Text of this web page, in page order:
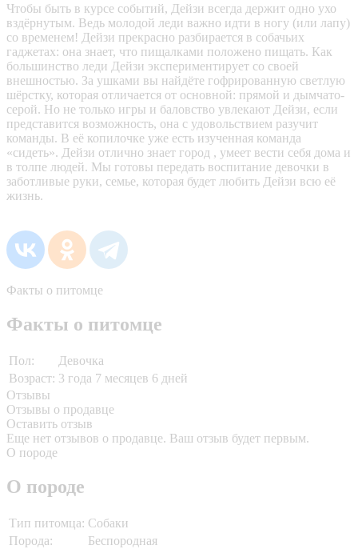
Чтобы быть в курсе событий, Дейзи всегда держит одно ухо
вздёрнутым. Ведь молодой леди важно идти в ногу (или лапу)
со временем! Дейзи прекрасно разбирается в собачьих
гаджетах: она знает, что пищалками положено пищать. Как
большинство леди Дейзи экспериментирует со своей
внешностью. За ушками вы найдёте гофрированную светлую
шёрстку, которая отличается от основной: прямой и дымчато-
серой. Но не только игры и баловство увлекают Дейзи, если
представится возможность, она с удовольствием разучит
команды. В её копилочке уже есть изученная команда
«сидеть». Дейзи отлично знает город , умеет вести себя дома и
в толпе людей. Мы готовы передать воспитание девочки в
заботливые руки, семье, которая будет любить Дейзи всю её
жизнь.
Факты о питомце
Факты о питомце
Пол:
Девочка
Возраст: 3 года 7 месяцев 6 дней
Отзывы
Отзывы о продавце
Оставить отзыв
Еще нет отзывов о продавце. Ваш отзыв будет первым.
О породе
О породе
Тип питомца: Собаки
Порода:
Беспородная